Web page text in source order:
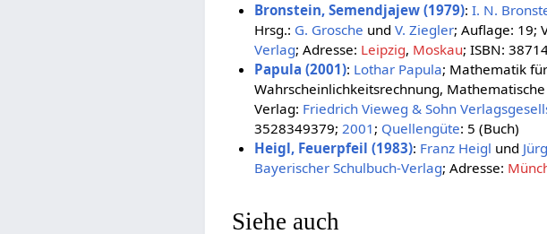
Bronstein, Semendjajew (1979): I. N.
Hrsg.: G. Grosche und V. Ziegler; Auflage: 19;
Verlag; Adresse: Leipzig, Moskau; ISBN:
Papula (2001): Lothar Papula; Mathematik
Wahrscheinlichkeitsrechnung,
Verlag: Friedrich Vieweg & Sohn
3528349379; 2001 ; Quellengüte: 5 (Buch)
Heigl, Feuerpfeil (1983): Franz Heigl und
Bayerischer Schulbuch-Verlag; Adresse:
Siehe auch